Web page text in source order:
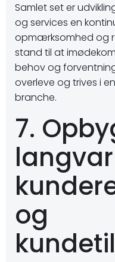
Samlet set er
og services en
opmærksomhed og
stand til at
behov og
overleve og trives i
branche.
7.
og